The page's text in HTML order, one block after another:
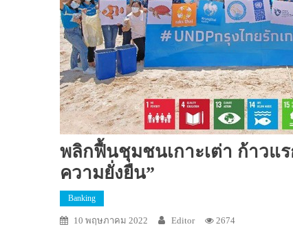
พลิกฟื้นชุมชนเกาะเต่า ก้าวแ
ความยั่งยืน”
Banking
10 พฤษภาคม 2022 Editor 2674